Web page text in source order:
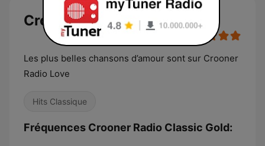
Crooner Radio Classic Gold
Les plus belles chansons d’amour sont sur Crooner
Radio Love
Hits Classique
Fréquences Crooner Radio Classic Gold: